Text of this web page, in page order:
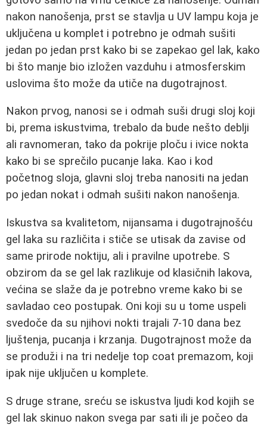
nakon nanošenja, prst se stavlja u UV lampu koja je
uključena u komplet i potrebno je odmah sušiti
jedan po jedan prst kako bi se zapekao gel lak, kako
bi što manje bio izložen vazduhu i atmosferskim
uslovima što može da utiče na dugotrajnost.
Nakon prvog, nanosi se i odmah suši drugi sloj koji
bi, prema iskustvima, trebalo da bude nešto deblji
ali ravnomeran, tako da pokrije ploču i ivice nokta
kako bi se sprečilo pucanje laka. Kao i kod
početnog sloja, glavni sloj treba nanositi na jedan
po jedan nokat i odmah sušiti nakon nanošenja.
Iskustva sa kvalitetom, nijansama i dugotrajnošću
gel laka su različita i stiče se utisak da zavise od
same prirode noktiju, ali i pravilne upotrebe. S
obzirom da se gel lak razlikuje od klasičnih lakova,
većina se slaže da je potrebno vreme kako bi se
savladao ceo postupak. Oni koji su u tome uspeli
svedoče da su njihovi nokti trajali 7-10 dana bez
ljuštenja, pucanja i krzanja. Dugotrajnost može da
se produži i na tri nedelje top coat premazom, koji
ipak nije uključen u komplete.
S druge strane, sreću se iskustva ljudi kod kojih se
gel lak skinuo nakon svega par sati ili je počeo da